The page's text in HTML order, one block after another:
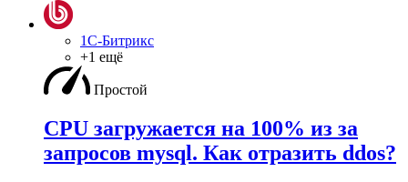
1С-Битрикс
+1 ещё
Простой
CPU загружается на 100% из за
запросов mysql. Как отразить ddos?